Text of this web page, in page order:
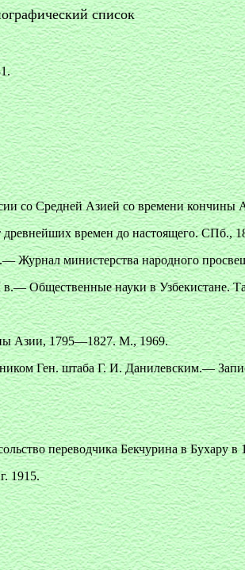
список
со Средней Азией со времени
древнейших времен до настоящего. СПб.,
Журнал министерства народного
Общественные науки в Узбекистане.
Азии, 1795—1827. М., 1969.
Ген. штаба Г. И. Данилевским.—
переводчика Бекчурина в Бухару
1915.